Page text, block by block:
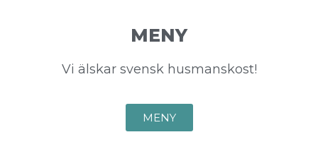
MENY
Vi älskar svensk husmanskost!
MENY